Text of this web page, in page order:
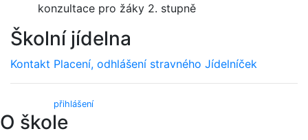
konzultace pro žáky 2. stupně
Školní jídelna
Kontakt Placení, odhlášení stravného Jídelníček
přihlášení)
O škole